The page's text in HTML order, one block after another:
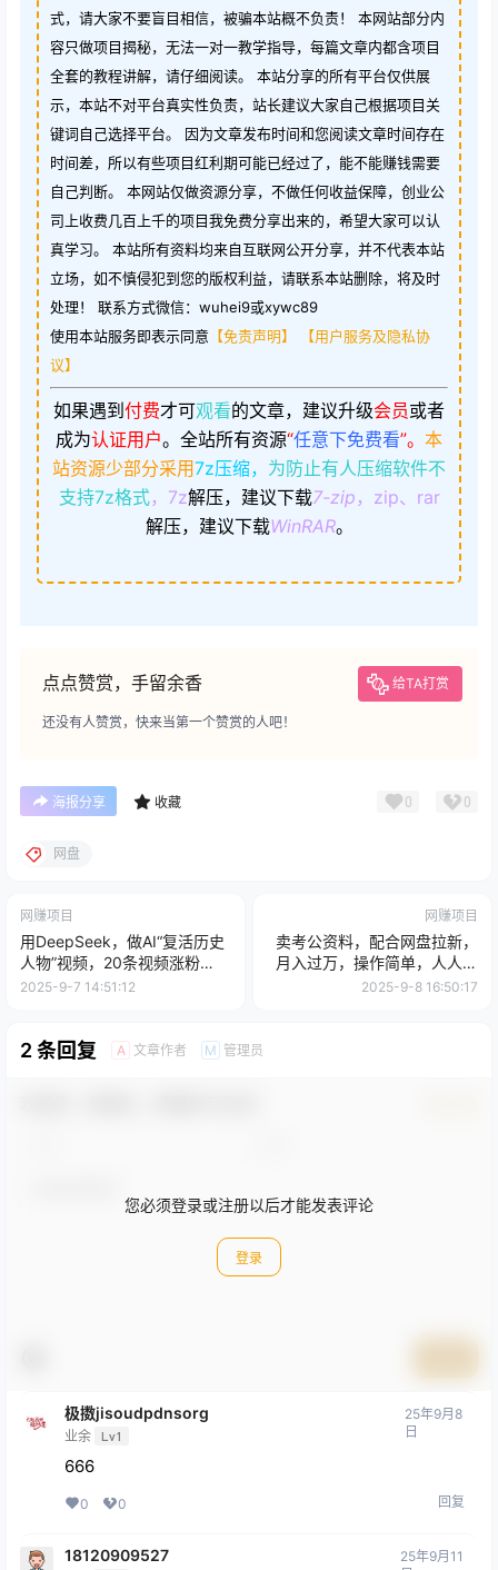
式，请大家不要盲目相信，被骗本站概不负责！ 本网站部分内
容只做项目揭秘，无法一对一教学指导，每篇文章内都含项目
全套的教程讲解，请仔细阅读。 本站分享的所有平台仅供展
示，本站不对平台真实性负责，站长建议大家自己根据项目关
键词自己选择平台。 因为文章发布时间和您阅读文章时间存在
时间差，所以有些项目红利期可能已经过了，能不能赚钱需要
自己判断。 本网站仅做资源分享，不做任何收益保障，创业公
司上收费几百上千的项目我免费分享出来的，希望大家可以认
真学习。 本站所有资料均来自互联网公开分享，并不代表本站
立场，如不慎侵犯到您的版权利益，请联系本站删除，将及时
处理！ 联系方式微信：wuhei9或xywc89
使用本站服务即表示同意 【免责声明】
【用户服务及隐私协
议】
如果遇到 付费才可观看的文章，建议升级会员或者
成为认证用户。 全站所有资源“任意下免费看”。 本
站资源少部分采用7z压缩， 为防止有人压缩软件不
支持7z格式，7z解压，建议下载7-zip ，zip、rar
解压，建议下载WinRAR。
点点赞赏，手留余香 给TA打赏
还没有人赞赏，快来当第一个赞赏的人吧！
海报分享 收藏 0 0
网盘
网赚项目
用DeepSeek，做AI“复活历史
人物”视频，20条视频涨粉
10.2W，赚麻了
2025-9-7 14:51:12
网赚项目
卖考公资料，配合网盘拉新，
月入过万，操作简单，人人可
做
2025-9-8 16:50:17
2 条回复 A 文章作者 M 管理员
您必须登录或注册以后才能发表评论
登录
极擞jisoudpdnsorg
业余 Lv1
25年9月8
日
666
0 0 回复
18120909527
25年9月11